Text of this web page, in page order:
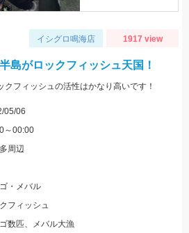
イシグロ鳴海店 1917 view
がロックフィッシュ天国！
フィッシュの活性はかなり高いです！
05/06
～00:00
周辺
・メバル
フィッシュ
数匹、メバル大漁